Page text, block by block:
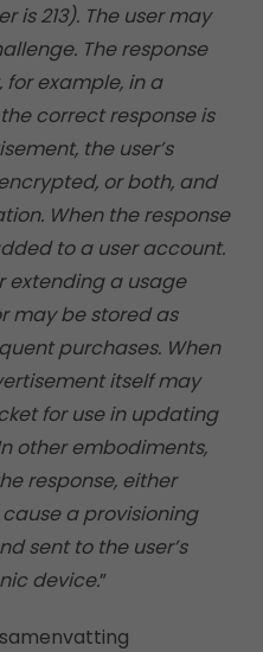
is 213). The user may
The response
example, in a
correct response is
the user’s
or both, and
When the response
to a user account.
extending a usage
may be stored as
purchases. When
itself may
for use in updating
other embodiments,
response, either
a provisioning
sent to the user’s
device.”